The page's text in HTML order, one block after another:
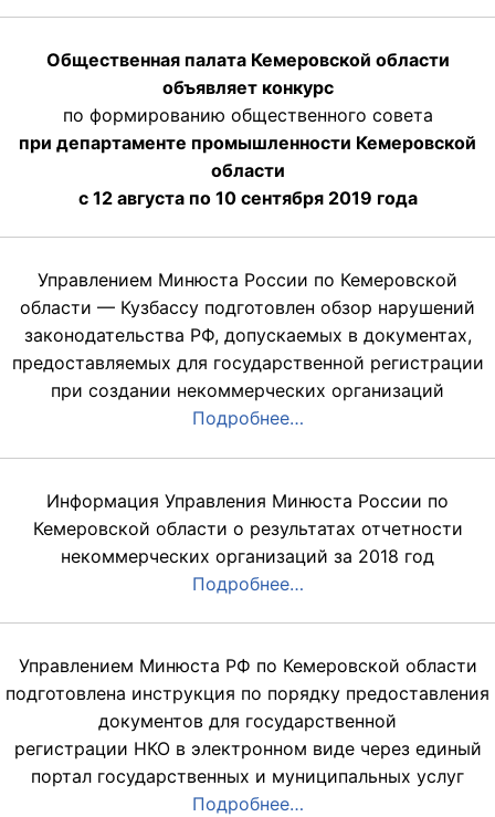
Общественная палата Кемеровской области
объявляет конкурс
по формированию общественного совета
при департаменте промышленности Кемеровской
области
с 12 августа по 10 сентября 2019 года
Управлением Минюста России по Кемеровской
области — Кузбассу подготовлен обзор нарушений
законодательства РФ, допускаемых в документах,
предоставляемых для государственной регистрации
при создании некоммерческих организаций
Подробнее…
Информация Управления Минюста России по
Кемеровской области о результатах отчетности
некоммерческих организаций за 2018 год
Подробнее…
Управлением Минюста РФ по Кемеровской области
подготовлена инструкция по порядку предоставления
документов для государственной
регистрации НКО в электронном виде через единый
портал государственных и муниципальных услуг
Подробнее…